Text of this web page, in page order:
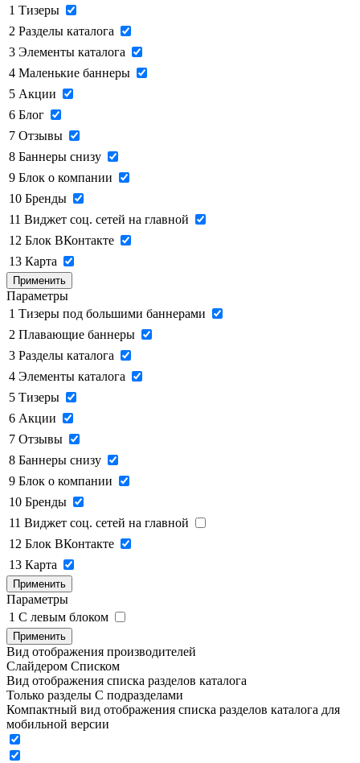
1 Тизеры
2 Разделы каталога
3 Элементы каталога
4 Маленькие баннеры
5 Акции
6 Блог
7 Отзывы
8 Баннеры снизу
9 Блок о компании
10 Бренды
11 Виджет соц. сетей на главной
12 Блок ВКонтакте
13 Карта
Применить
Параметры
1 Тизеры под большими баннерами
2 Плавающие баннеры
3 Разделы каталога
4 Элементы каталога
5 Тизеры
6 Акции
7 Отзывы
8 Баннеры снизу
9 Блок о компании
10 Бренды
11 Виджет соц. сетей на главной
12 Блок ВКонтакте
13 Карта
Применить
Параметры
1 C левым блоком
Применить
Вид отображения производителей
Слайдером Списком
Вид отображения списка разделов каталога
Только разделы С подразделами
Компактный вид отображения списка разделов каталога для
мобильной версии